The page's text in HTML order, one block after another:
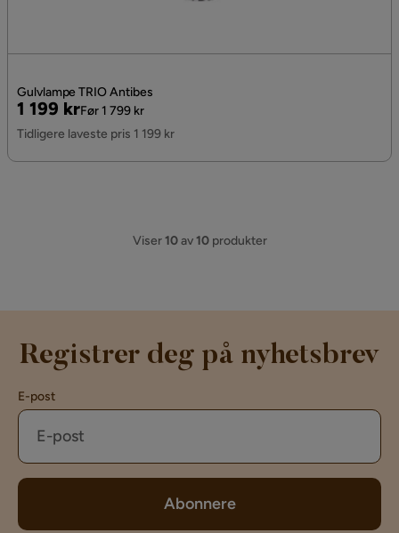
Gulvlampe TRIO Antibes
Pris
1 199 kr
Original
Pris
Før 1 799 kr
Tidligere laveste pris 1 199 kr
Viser10av10produkter
Registrer deg på nyhetsbrev
E-post
Abonnere